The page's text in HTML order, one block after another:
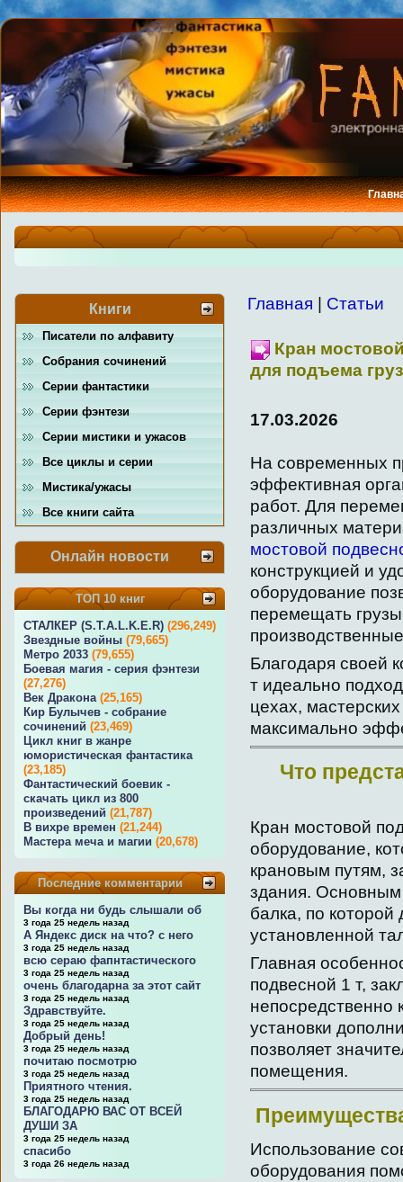
Книги
Писатели по алфавиту
Собрания сочинений
Серии фантастики
Серии фэнтези
Серии мистики и ужасов
Все циклы и серии
Мистика/ужасы
Все книги сайта
Онлайн новости
ТОП 10 книг
СТАЛКЕР (S.T.A.L.K.E.R) (296,249)
Звездные войны (79,665)
Метро 2033 (79,655)
Боевая магия - серия фэнтези
(27,276)
Век Дракона (25,165)
Кир Булычев - собрание
сочинений (23,469)
Цикл книг в жанре
юмористическая фантастика
(23,185)
Фантастический боевик -
скачать цикл из 800
произведений (21,787)
В вихре времен (21,244)
Мастера меча и магии (20,678)
Последние комментарии
Вы когда ни будь слышали об
3 года 25 недель назад
А Яндекс диск на что? с него
3 года 25 недель назад
всю сераю фапнтастического
3 года 25 недель назад
очень благодарна за этот сайт
3 года 25 недель назад
Здравствуйте.
3 года 25 недель назад
Добрый день!
3 года 25 недель назад
почитаю посмотрю
3 года 25 недель назад
Приятного чтения.
3 года 25 недель назад
БЛАГОДАРЮ ВАС ОТ ВСЕЙ
ДУШИ ЗА
3 года 25 недель назад
спасибо
3 года 26 недель назад
Главная Статьи
Кран
для подъема
17.03.2026
На современных
эффективная
работ. Для
различных
мостовой
конструкцией и
оборудование
перемещать
Благодаря своей
т идеально
цехах,
максимально
Что
Кран мостовой
оборудование,
крановым путям,
здания. Основным
балка, по которой
установленной
Главная
подвесной 1 т,
непосредственно
установки
позволяет
помещения.
Использование
оборудования